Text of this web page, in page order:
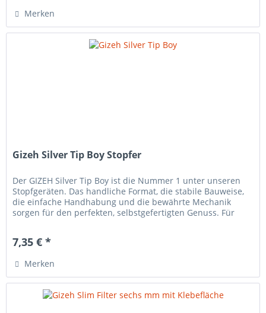
Merken
Gizeh Silver Tip Boy Stopfer
Der GIZEH Silver Tip Boy ist die Nummer 1 unter unseren
Stopfgeräten. Das handliche Format, die stabile Bauweise,
die einfache Handhabung und die bewährte Mechanik
sorgen für den perfekten, selbstgefertigten Genuss. Für
7,35 € *
Merken